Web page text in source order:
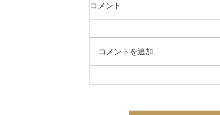
コメント
コメントを追加…